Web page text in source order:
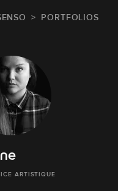
PORTFOLIOS
ARTISTIQUE